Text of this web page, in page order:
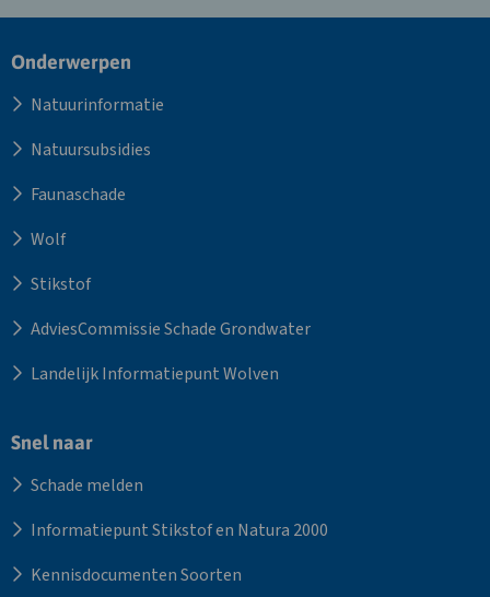
Site
Onderwerpen
Natuurinformatie
Natuursubsidies
Faunaschade
Wolf
Stikstof
AdviesCommissie Schade Grondwater
Landelijk Informatiepunt Wolven
Snel naar
Schade melden
Informatiepunt Stikstof en Natura 2000
Kennisdocumenten Soorten